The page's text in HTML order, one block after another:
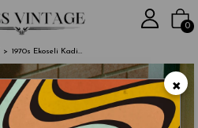
2000₺ ve
0
1970s Ekoseli Kadife Ceket
×